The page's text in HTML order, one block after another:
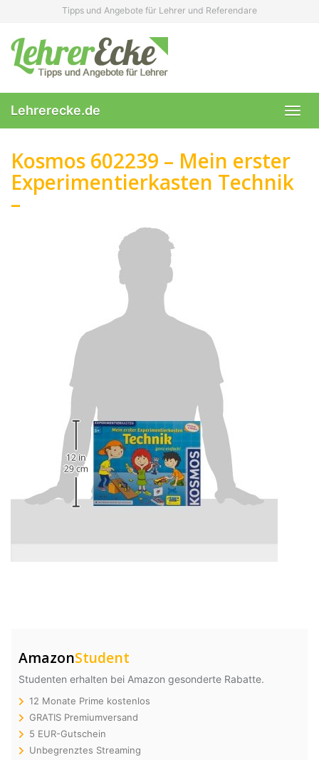
content
Tipps und Angebote für Lehrer und Referendare
Lehrerecke.de
Kosmos 602239 – Mein erster
Experimentierkasten Technik
–
AmazonStudent
Studenten erhalten bei Amazon gesonderte Rabatte.
12 Monate Prime kostenlos
GRATIS Premiumversand
5 EUR-Gutschein
Unbegrenztes Streaming